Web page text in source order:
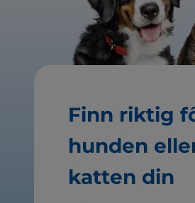
Finn riktig
hunden
katten din